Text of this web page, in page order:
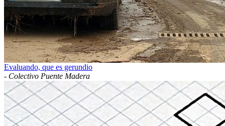
Evaluando, que es gerundio
- Colectivo Puente Madera